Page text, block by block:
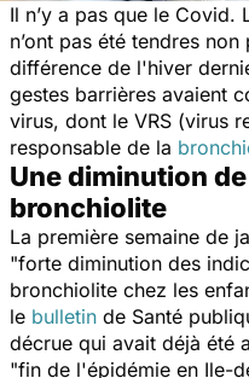
Il n’y a pas que le Covid.
n’ont pas été tendres
différence de l'hiver
gestes barrières avaient
virus, dont le VRS (virus
responsable de la
Une diminution
bronchiolite
La première semaine de
"forte diminution des
bronchiolite chez les
le bulletin de Santé
décrue qui avait déjà été
"fin de l'épidémie en Ile-